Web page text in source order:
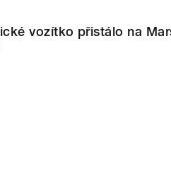
vozítko přistálo na